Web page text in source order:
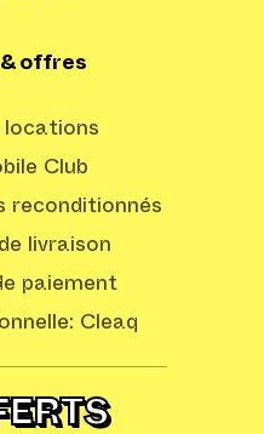
offres
locations
Club
reconditionnés
livraison
paiement
Cleaq